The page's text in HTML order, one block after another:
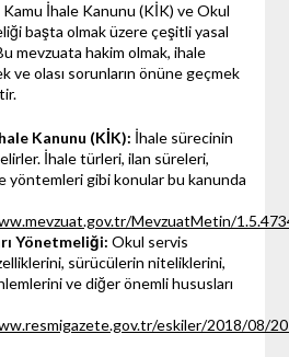
Kamu İhale Kanunu (KİK) ve Okul
başta olmak üzere çeşitli yasal
mevzuata hakim olmak, ihale
ve olası sorunların önüne geçmek
Kanunu (KİK): İhale sürecinin
İhale türleri, ilan süreleri,
yöntemleri gibi konular bu kanunda
MevzuatMetin/
Yönetmeliği: Okul servis
sürücülerin niteliklerini,
ve diğer önemli hususları
eskiler/2018/08/